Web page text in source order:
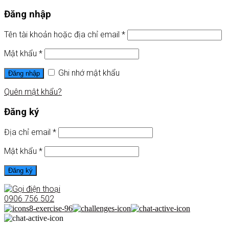
Đăng nhập
Tên tài khoản hoặc địa chỉ email *
Mật khẩu *
Đăng nhập
Ghi nhớ mật khẩu
Quên mật khẩu?
Đăng ký
Địa chỉ email *
Mật khẩu *
Đăng ký
0906 756 502